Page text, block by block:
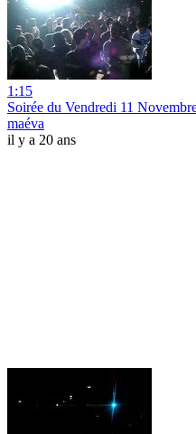
1:15
Soirée du Vendredi 11
maéva
il y a 20 ans